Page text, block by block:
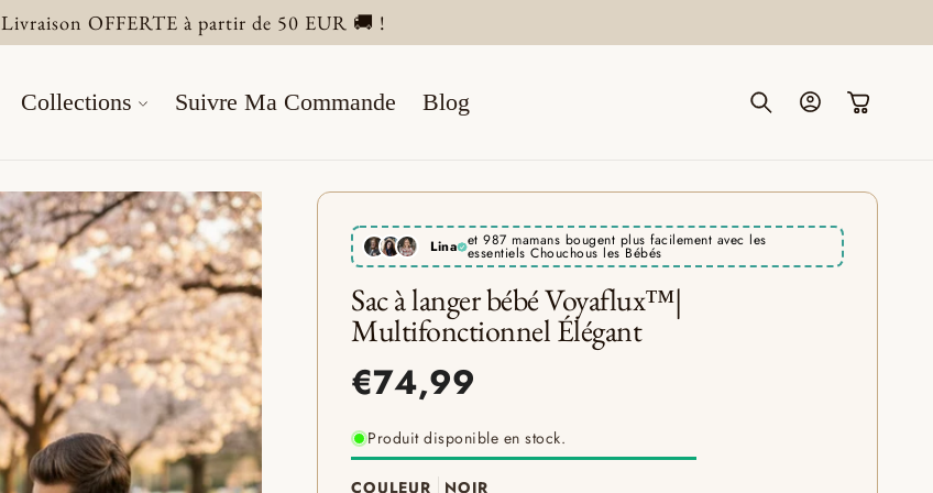
Livraison OFFERTE à partir de 50 EUR 🚚 !
Collections Suivre Ma Commande Blog Connexion Panier
Lina et 987 mamans bougent plus facilement avec les
essentiels Chouchous les Bébés
Sac à langer bébé Voyaflux™|
Multifonctionnel Élégant
Produit disponible en stock.
COULEUR NOIR